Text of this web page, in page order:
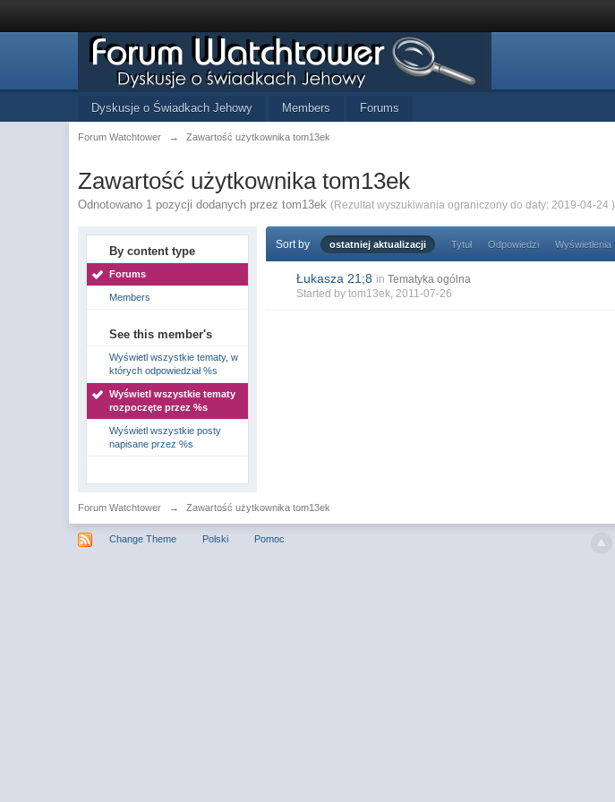
Dyskusje o Świadkach Jehowy Members Forums
Forum Watchtower → Zawartość użytkownika tom13ek
Zawartość użytkownika tom13ek
Odnotowano 1 pozycji dodanych przez tom13ek (Rezultat wyszukiwania ograniczony do daty: 2019-04-24 )
By content type
Forums
Members
See this member's
Wyświetl wszystkie tematy, w
których odpowiedział %s
Wyświetl wszystkie tematy
rozpoczęte przez %s
Wyświetl wszystkie posty
napisane przez %s
Sort by ostatniej aktualizacji Tytuł Odpowiedzi Wyświetlenia
Łukasza 21;8 in Tematyka ogólna
Started bytom13ek, 2011-07-26
Forum Watchtower → Zawartość użytkownika tom13ek
Change Theme Polski Pomoc